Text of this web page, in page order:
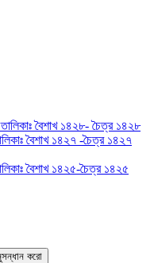
বৈশাখ ১৪২৮- চৈত্র ১৪২৮
বৈশাখ ১৪২৭ -চৈত্র ১৪২৭
বৈশাখ ১৪২৫-চৈত্র ১৪২৫
করো